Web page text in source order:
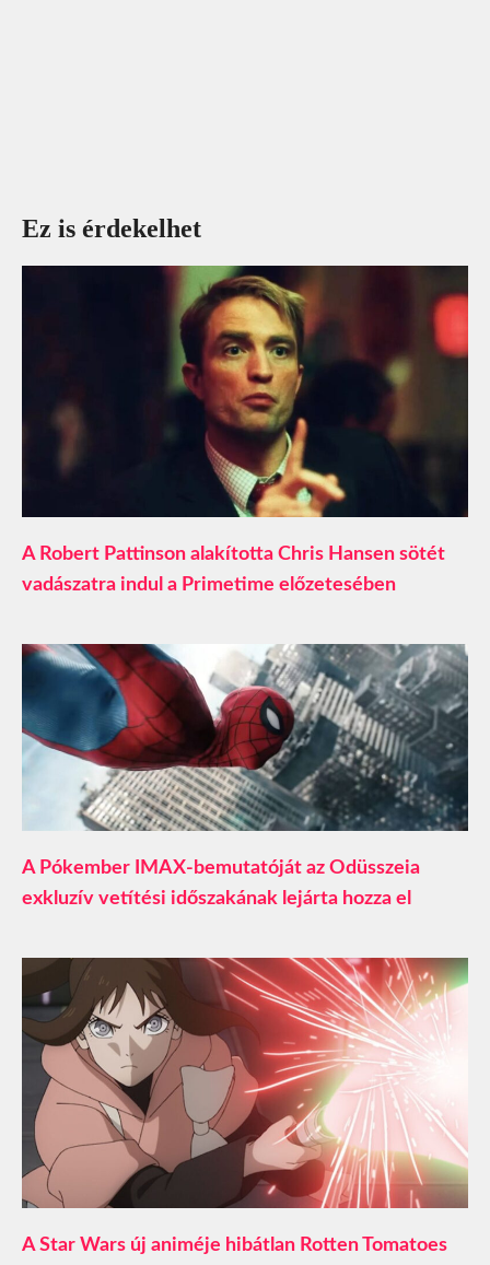
Ez is érdekelhet
A Robert Pattinson alakította Chris Hansen sötét
vadászatra indul a Primetime előzetesében
A Pókember IMAX-bemutatóját az Odüsszeia
exkluzív vetítési időszakának lejárta hozza el
A Star Wars új animéje hibátlan Rotten Tomatoes